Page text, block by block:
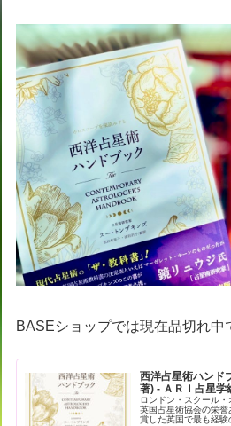
BASEショップでは現在品切れ中
西洋占星術ハンド
著) - ＡＲＩ占星学
ロンドン・スクール・
英国占星術協会の栄
賞した英国で最も経